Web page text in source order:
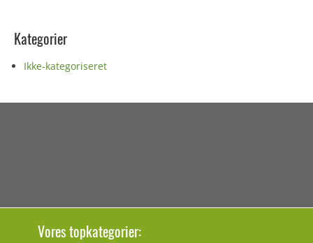
Kategorier
Ikke-kategoriseret
Vores topkategorier: